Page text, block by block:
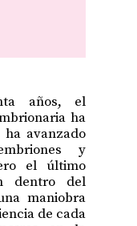
años, el
ha
avanzado
y
el último
dentro del
maniobra
de cada